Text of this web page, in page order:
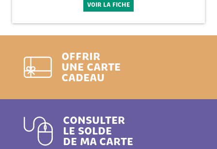
VOIR LA FICHE
OFFRIR
UNE CARTE
CADEAU
CONSULTER
LE SOLDE
DE MA CARTE